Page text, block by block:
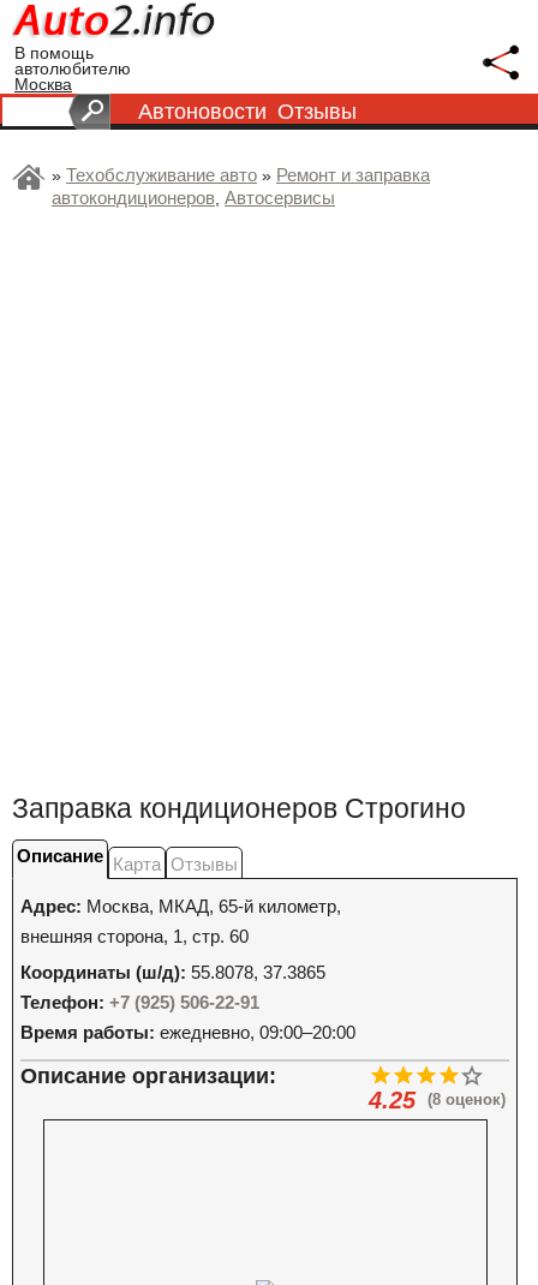
В помощь
автолюбителю
Москва
Автоновости Отзывы
» Техобслуживание авто » Ремонт и заправка
автокондиционеров, Автосервисы
Заправка кондиционеров Строгино
Описание Карта Отзывы
Адрес: Москва, МКАД, 65-й километр,
внешняя сторона, 1, стр. 60
Координаты (ш/д): 55.8078, 37.3865
Телефон: +7 (925) 506-22-91
Время работы: ежедневно, 09:00–20:00
(8 оценок)
4.25
Описание организации: